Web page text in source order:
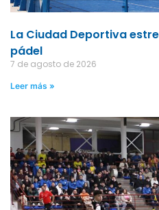
La Ciudad Deportiva
pádel
7 de agosto de 2026
Leer más »